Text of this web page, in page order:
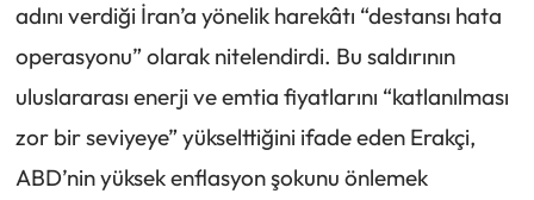
adını verdiği İran’a yönelik harekâtı “destansı hata
operasyonu” olarak nitelendirdi. Bu saldırının
uluslararası enerji ve emtia fiyatlarını “katlanılması
zor bir seviyeye” yükselttiğini ifade eden Erakçi,
ABD’nin yüksek enflasyon şokunu önlemek